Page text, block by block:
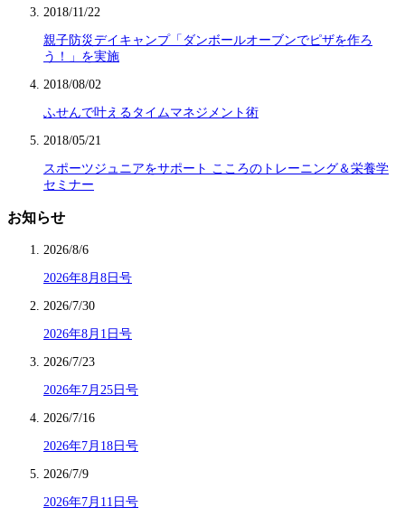
2018/11/22
親子防災デイキャンプ「ダンボールオーブンでピザを作ろ
う！」を実施
2018/08/02
ふせんで叶えるタイムマネジメント術
2018/05/21
スポーツジュニアをサポート こころのトレーニング＆栄養学
セミナー
お知らせ
2026/8/6
2026年8月8日号
2026/7/30
2026年8月1日号
2026/7/23
2026年7月25日号
2026/7/16
2026年7月18日号
2026/7/9
2026年7月11日号